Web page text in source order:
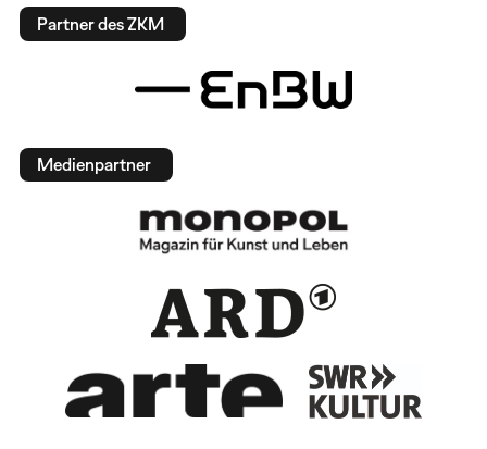
Partner des ZKM
Medienpartner